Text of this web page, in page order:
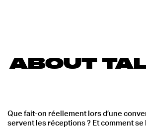
ABOUT
Que fait-on réellement lors d’une
servent les réceptions ? Et comment se